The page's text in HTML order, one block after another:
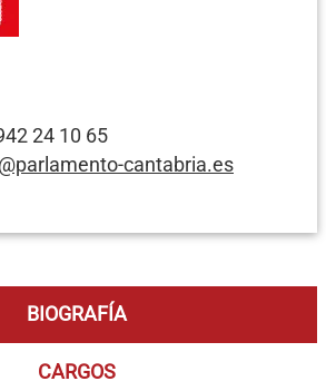
24 10 65
cantabria.es
BIOGRAFÍA
CARGOS